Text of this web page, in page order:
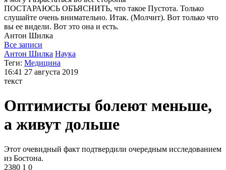
ПОСТАРАЮСЬ ОБЪЯСНИТЬ, что такое Пустота. Только
слушайте очень внимательно. Итак. (Молчит). Вот только что
вы ее видели. Вот это она и есть.
Антон Шилка
Все записи
Антон Шилка Наука
Теги: Медицина
16:41 27 августа 2019
текст
Оптимисты болеют меньше,
а живут дольше
Этот очевидный факт подтвердили очередным исследованием
из Бостона.
2380 1 0